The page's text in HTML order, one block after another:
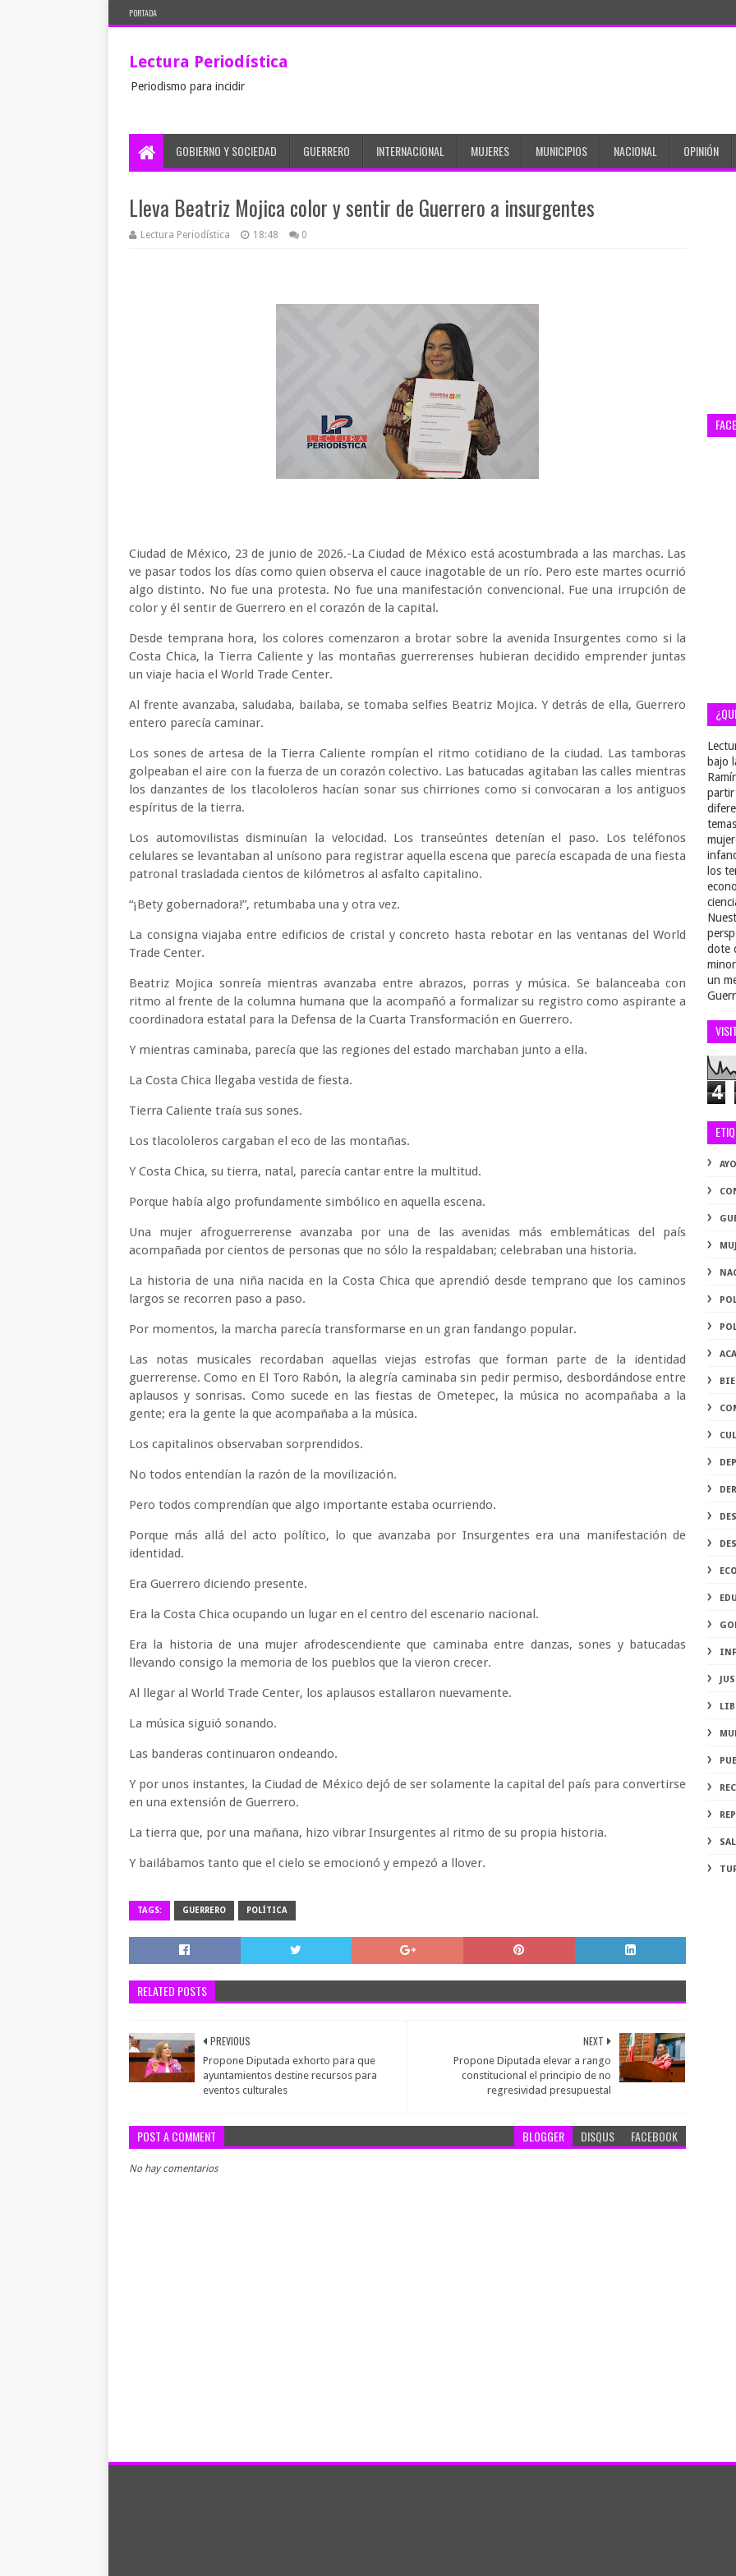
PORTADA
Lectura Periodística
Periodismo para incidir
GOBIERNO Y SOCIEDAD GUERRERO INTERNACIONAL MUJERES MUNICIPIOS NACIONAL OPINIÓN
Lleva Beatriz Mojica color y sentir de Guerrero a insurgentes
Lectura Periodística 18:48 0
Ciudad de México, 23 de junio de 2026.-La Ciudad de México está acostumbrada a las marchas. Las
ve pasar todos los días como quien observa el cauce inagotable de un río. Pero este martes ocurrió
algo distinto. No fue una protesta. No fue una manifestación convencional. Fue una irrupción de
color y él sentir de Guerrero en el corazón de la capital.
Desde temprana hora, los colores comenzaron a brotar sobre la avenida Insurgentes como si la
Costa Chica, la Tierra Caliente y las montañas guerrerenses hubieran decidido emprender juntas
un viaje hacia el World Trade Center.
Al frente avanzaba, saludaba, bailaba, se tomaba selfies Beatriz Mojica. Y detrás de ella, Guerrero
entero parecía caminar.
Los sones de artesa de la Tierra Caliente rompían el ritmo cotidiano de la ciudad. Las tamboras
golpeaban el aire con la fuerza de un corazón colectivo. Las batucadas agitaban las calles mientras
los danzantes de los tlacololeros hacían sonar sus chirriones como si convocaran a los antiguos
espíritus de la tierra.
Los automovilistas disminuían la velocidad. Los transeúntes detenían el paso. Los teléfonos
celulares se levantaban al unísono para registrar aquella escena que parecía escapada de una fiesta
patronal trasladada cientos de kilómetros al asfalto capitalino.
“¡Bety gobernadora!”, retumbaba una y otra vez.
La consigna viajaba entre edificios de cristal y concreto hasta rebotar en las ventanas del World
Trade Center.
Beatriz Mojica sonreía mientras avanzaba entre abrazos, porras y música. Se balanceaba con
ritmo al frente de la columna humana que la acompañó a formalizar su registro como aspirante a
coordinadora estatal para la Defensa de la Cuarta Transformación en Guerrero.
Y mientras caminaba, parecía que las regiones del estado marchaban junto a ella.
La Costa Chica llegaba vestida de fiesta.
Tierra Caliente traía sus sones.
Los tlacololeros cargaban el eco de las montañas.
Y Costa Chica, su tierra, natal, parecía cantar entre la multitud.
Porque había algo profundamente simbólico en aquella escena.
Una mujer afroguerrerense avanzaba por una de las avenidas más emblemáticas del país
acompañada por cientos de personas que no sólo la respaldaban; celebraban una historia.
La historia de una niña nacida en la Costa Chica que aprendió desde temprano que los caminos
largos se recorren paso a paso.
Por momentos, la marcha parecía transformarse en un gran fandango popular.
Las notas musicales recordaban aquellas viejas estrofas que forman parte de la identidad
guerrerense. Como en El Toro Rabón, la alegría caminaba sin pedir permiso, desbordándose entre
aplausos y sonrisas. Como sucede en las fiestas de Ometepec, la música no acompañaba a la
gente; era la gente la que acompañaba a la música.
Los capitalinos observaban sorprendidos.
No todos entendían la razón de la movilización.
Pero todos comprendían que algo importante estaba ocurriendo.
Porque más allá del acto político, lo que avanzaba por Insurgentes era una manifestación de
identidad.
Era Guerrero diciendo presente.
Era la Costa Chica ocupando un lugar en el centro del escenario nacional.
Era la historia de una mujer afrodescendiente que caminaba entre danzas, sones y batucadas
llevando consigo la memoria de los pueblos que la vieron crecer.
Al llegar al World Trade Center, los aplausos estallaron nuevamente.
La música siguió sonando.
Las banderas continuaron ondeando.
Y por unos instantes, la Ciudad de México dejó de ser solamente la capital del país para convertirse
en una extensión de Guerrero.
La tierra que, por una mañana, hizo vibrar Insurgentes al ritmo de su propia historia.
Y bailábamos tanto que el cielo se emocionó y empezó a llover.
TAGS: GUERRERO POLÍTICA
RELATED POSTS
NEXT
Propone Diputada elevar a rango
constitucional el principio de no
regresividad presupuestal
PREVIOUS
Propone Diputada exhorto para que
ayuntamientos destine recursos para
eventos culturales
POST A COMMENT BLOGGER DISQUS FACEBOOK
No hay comentarios
bajo
partir
los
dote
un
4